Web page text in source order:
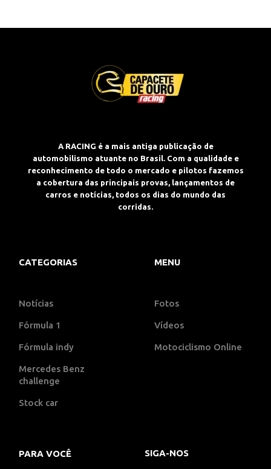
A RACING é a mais antiga publicação de
automobilismo atuante no Brasil. Com a qualidade e
reconhecimento de todo o mercado e pilotos fazemos
a cobertura das principais provas, lançamentos de
carros e notícias, todos os dias do mundo das
corridas.
CATEGORIAS
Notícias
Fórmula 1
Fórmula indy
Mercedes Benz
challenge
Stock car
MENU
Fotos
Vídeos
Motociclismo Online
PARA VOCÊ SIGA-NOS